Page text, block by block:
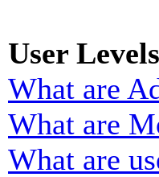
User
What are
What are
What are